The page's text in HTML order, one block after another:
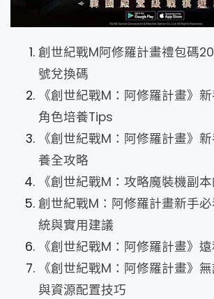
創世紀戰M阿修羅計畫禮包碼
號兌換碼
《創世紀戰M：阿修羅計畫》
角色培養Tips
《創世紀戰M：阿修羅計畫》
養全攻略
《創世紀戰M：攻略魔裝機副本
創世紀戰M：阿修羅計畫新手
統與實用建議
《創世紀戰M：阿修羅計畫》
《創世紀戰M：阿修羅計畫》
與資源配置技巧